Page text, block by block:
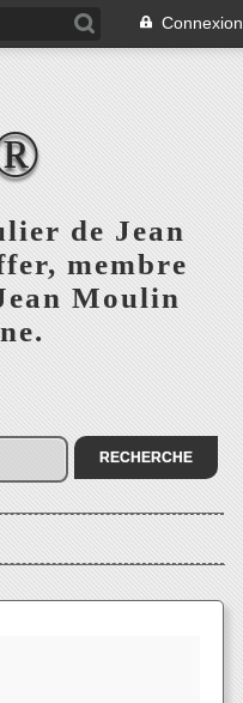
Connexion
de Jean
membre
Moulin